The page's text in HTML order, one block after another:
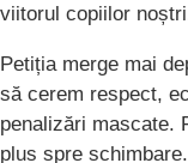
viitorul copiilor
Petiția merge mai
să cerem respect,
penalizări mascate.
plus spre schimbare.